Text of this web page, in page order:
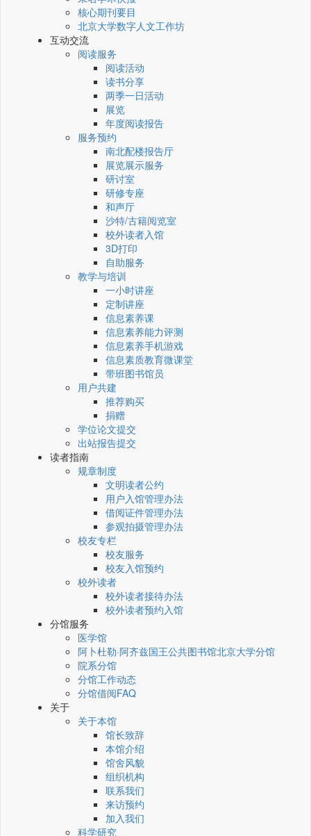
核心期刊要目
北京大学数字人文工作坊
互动交流
阅读服务
阅读活动
读书分享
两季一日活动
展览
年度阅读报告
服务预约
南北配楼报告厅
展览展示服务
研讨室
研修专座
和声厅
沙特/古籍阅览室
校外读者入馆
3D打印
自助服务
教学与培训
一小时讲座
定制讲座
信息素养课
信息素养能力评测
信息素养手机游戏
信息素质教育微课堂
带班图书馆员
用户共建
推荐购买
捐赠
学位论文提交
出站报告提交
读者指南
规章制度
文明读者公约
用户入馆管理办法
借阅证件管理办法
参观拍摄管理办法
校友专栏
校友服务
校友入馆预约
校外读者
校外读者接待办法
校外读者预约入馆
分馆服务
医学馆
阿卜杜勒·阿齐兹国王公共图书馆北京大学分馆
院系分馆
分馆工作动态
分馆借阅FAQ
关于
关于本馆
馆长致辞
本馆介绍
馆舍风貌
组织机构
联系我们
来访预约
加入我们
科学研究